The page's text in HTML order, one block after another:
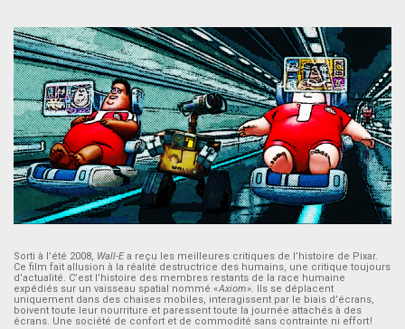
Sorti à l’été 2008, Wall-Ea reçu les meilleures critiques de l’histoire de Pixar.
Ce film fait allusion à la réalité destructrice des humains, une critique toujours
d’actualité. C’est l’histoire des membres restants de la race humaine
expédiés sur un vaisseau spatial nommé «Axiom». Ils se déplacent
uniquement dans des chaises mobiles, interagissent par le biais d’écrans,
boivent toute leur nourriture et paressent toute la journée attachés à des
écrans. Une société de confort et de commodité sans contrainte ni effort !